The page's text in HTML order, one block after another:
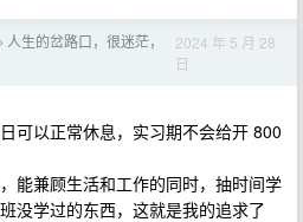
› 人生的岔路口，很迷茫，
2024 年 5 月 28
日
可以正常休息，实习期不会给开 800
能兼顾生活和工作的同时，抽时间学
没学过的东西，这就是我的追求了